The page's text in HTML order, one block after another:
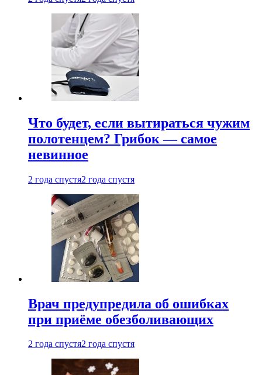
Что будет, если вытираться чужим
полотенцем? Грибок — самое
невинное
2 года спустя2 года спустя
Врач предупредила об ошибках
при приëме обезболивающих
2 года спустя2 года спустя